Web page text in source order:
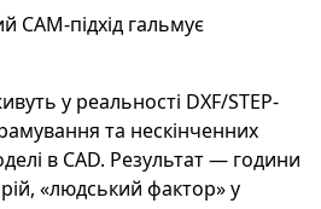
CAM-підхід гальмує
у реальності DXF/STEP-
та нескінченних
в CAD. Результат — години
«людський фактор» у